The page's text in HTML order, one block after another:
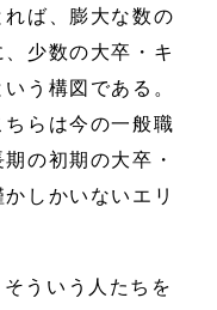
ば、膨大な数の
少数の大卒・キ
う構図である。
らは今の一般職
の初期の大卒・
しかいないエリ
ういう人たちを